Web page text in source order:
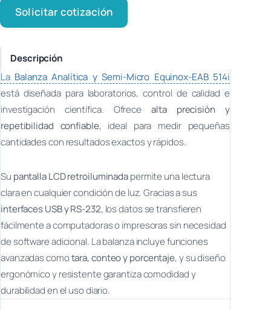
Solicitar cotización
Descripción
La Balanza Analítica y Semi-Micro Equinox-EAB 514i
está diseñada para laboratorios, control de calidad e
investigación científica. Ofrecealta precisión y
repetibilidad confiable, ideal para medir pequeñas
cantidades con resultados exactos y rápidos.
Su pantalla LCD retroiluminadapermite una lectura
clara en cualquier condición de luz. Gracias a sus
interfaces USB y RS-232, los datos se transfieren
fácilmente a computadoras o impresoras sin necesidad
de software adicional. La balanza incluye funciones
avanzadas comotara, conteo y porcentaje, y su diseño
ergonómico y resistente garantiza comodidad y
durabilidad en el uso diario.